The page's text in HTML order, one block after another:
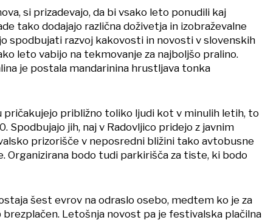
si prizadevajo, da bi vsako leto ponudili kaj
tako dodajajo različna doživetja in izobraževalne
spodbujati razvoj kakovosti in novosti v slovenskih
leto vabijo na tekmovanje za najboljšo pralino.
je postala mandarinina hrustljava tonka
pričakujejo približno toliko ljudi kot v minulih letih, to
Spodbujajo jih, naj v Radovljico pridejo z javnim
prizorišče v neposredni bližini tako avtobusne
Organizirana bodo tudi parkirišča za tiste, ki bodo
šest evrov na odraslo osebo, medtem ko je za
Letošnja novost pa je festivalska plačilna